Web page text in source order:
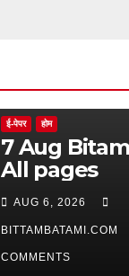
ई-पेपर होम
7 Aug Bitambatmi
All pages
AUG 6, 2026
BITTAMBATAMI.COM
COMMENTS